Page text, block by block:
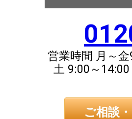
営業時間 月～
土 9:00～
ご相談